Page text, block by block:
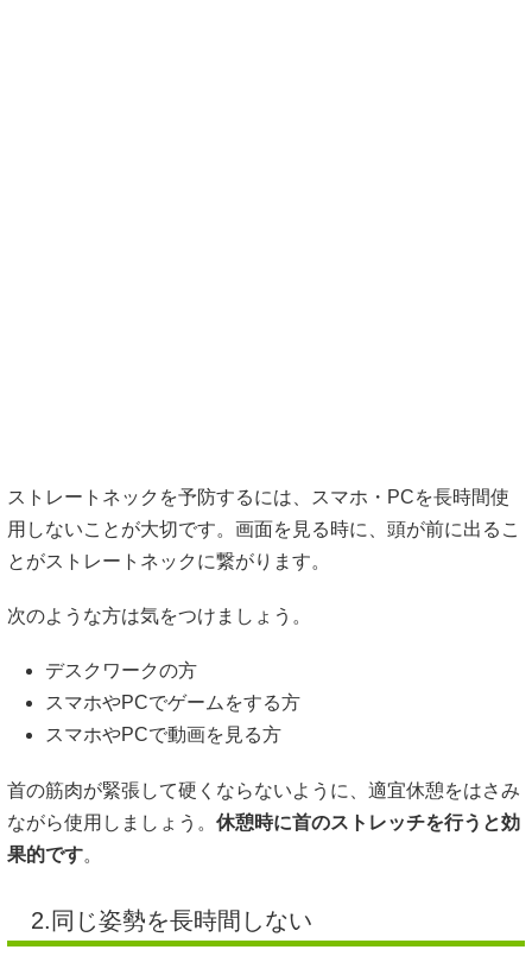
ストレートネックを予防するには、スマホ・PCを長時間使
用しないことが大切です。画面を見る時に、頭が前に出るこ
とがストレートネックに繋がります。
次のような方は気をつけましょう。
デスクワークの方
スマホやPCでゲームをする方
スマホやPCで動画を見る方
首の筋肉が緊張して硬くならないように、適宜休憩をはさみ
ながら使用しましょう。 休憩時に首のストレッチを行うと効
果的です。
2.同じ姿勢を長時間しない